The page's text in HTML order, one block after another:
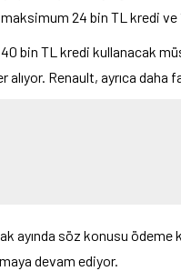
24 bin TL kredi ve
bin TL kredi kullanacak
alıyor. Renault, ayrıca
ayında söz konusu ödeme
devam ediyor.